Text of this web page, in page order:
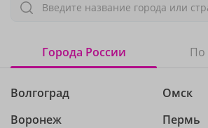
Введите название города или
Города России По
Волгоград
Воронеж
Омск
Пермь